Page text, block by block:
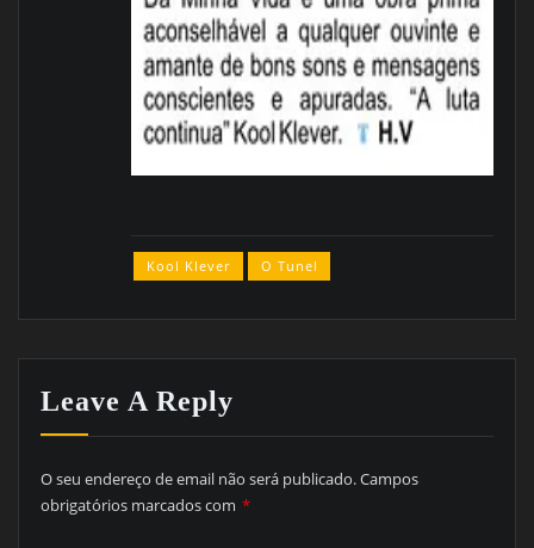
Kool Klever O Tunel
Leave A Reply
O seu endereço de email não será publicado.Campos
obrigatórios marcados com *